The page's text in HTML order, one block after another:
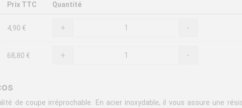
Prix TTC Quantité
4,90 € + -
68,80 € + -
de coupe irréprochable. En acier inoxydable, il vous assure une